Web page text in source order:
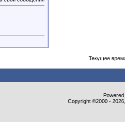
Текущее
Copyright ©2000 -